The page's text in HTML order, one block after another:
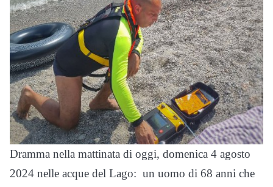
Dramma nella mattinata di oggi, domenica 4 agosto
2024 nelle acque del Lago: un uomo di 68 anni che